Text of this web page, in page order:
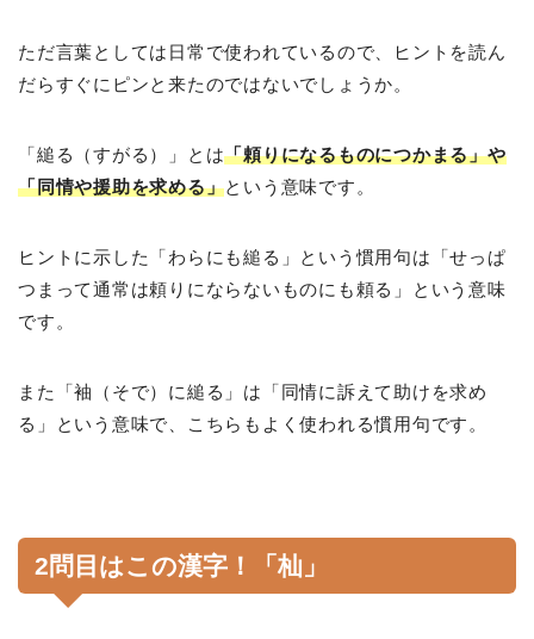
ただ言葉としては日常で使われているので、ヒントを読ん
だらすぐにピンと来たのではないでしょうか。
「縋る（すがる）」とは「頼りになるものにつかまる」や
「同情や援助を求める」という意味です。
ヒントに示した「わらにも縋る」という慣用句は「せっぱ
つまって通常は頼りにならないものにも頼る」という意味
です。
また「袖（そで）に縋る」は「同情に訴えて助けを求め
る」という意味で、こちらもよく使われる慣用句です。
2問目はこの漢字！「杣」